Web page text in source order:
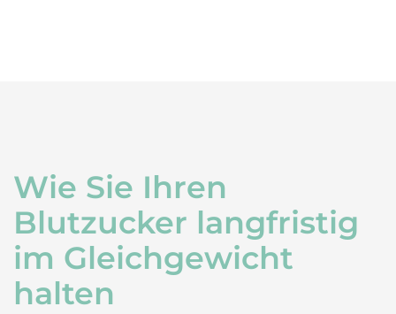
Wie Sie Ihren
Blutzucker langfristig
im Gleichgewicht
halten